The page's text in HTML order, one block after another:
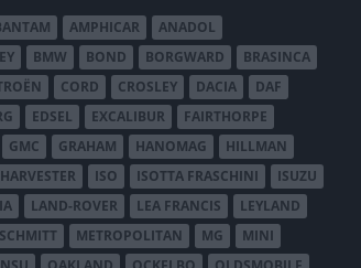
AMPHICAR
ANADOL
BMW BOND BORGWARD
BRASINCA
CORD CROSLEY DACIA
DAF
EDSEL EXCALIBUR
FAIRTHORPE
GMC GRAHAM HANOMAG
HILLMAN
ISO ISOTTA FRASCHINI
ISUZU
LAND-ROVER LEA FRANCIS
LEYLAND
METROPOLITAN MG
MINI